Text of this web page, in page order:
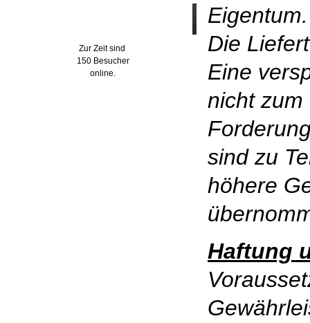
Zur Zeit sind
150 Besucher
online.
Eigentum.
Die
Eine
nicht zum
sind zu
höhere
Haftung